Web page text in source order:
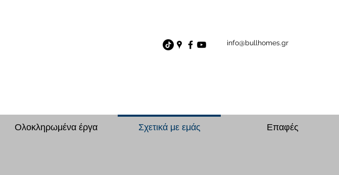
info@bullhomes.gr
Ολοκληρωμένα έργα Σχετικά με εμάς Επαφές